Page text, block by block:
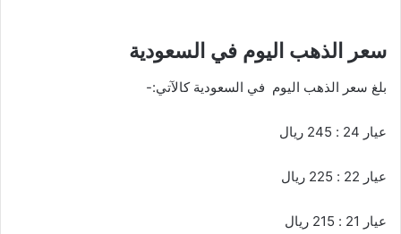
سعر الذهب اليوم في السعودية
بلغ سعر الذهب اليوم في السعودية كالآتي:-
عيار 24 : 245 ريال
عيار 22 : 225 ريال
عيار 21 : 215 ريال